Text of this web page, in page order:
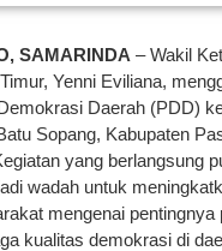
SAMARINDA – Wakil
Yenni Eviliana,
Daerah (PDD)
Sopang, Kabupaten
yang berlangsung
wadah untuk
mengenai pentingnya
kualitas demokrasi di